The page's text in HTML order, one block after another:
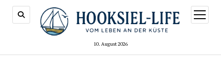
10. August 2026
Menü
öffnen